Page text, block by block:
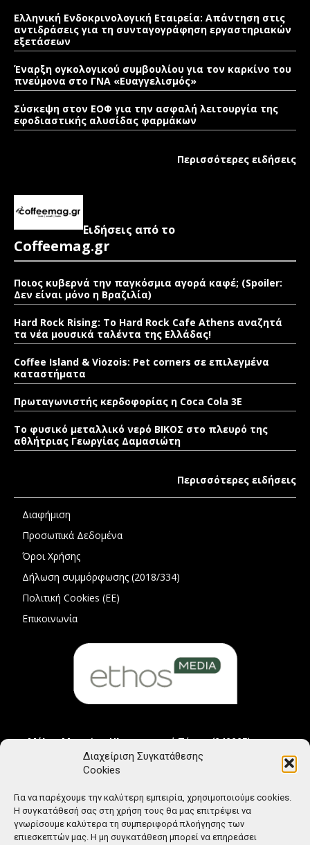
Διαχείριση Συγκατάθεσης
Cookies
Για να παρέχουμε την καλύτερη εμπειρία, χρησιμοποιούμε cookies.
Η συγκατάθεσή σας στη χρήση τους θα μας επιτρέψει να
γνωρίσουμε καλύτερα τη συμπεριφορά πλοήγησης των
επιεσκεπτών μας. Η μη συγκατάθεση μπορεί να επηρεάσει
Ελληνική Ενδοκρινολογική Εταιρεία: Απάντηση στις
αντιδράσεις για τη συνταγογράφηση εργαστηριακών
εξετάσεων
Έναρξη ογκολογικού συμβουλίου για τον καρκίνο του
πνεύμονα στο ΓΝΑ «Ευαγγελισμός»
Σύσκεψη στον ΕΟΦ για την ασφαλή λειτουργία της
εφοδιαστικής αλυσίδας φαρμάκων
Περισσότερες ειδήσεις
Ειδήσεις από το
Coffeemag.gr
Ποιος κυβερνά την παγκόσμια αγορά καφέ; (Spoiler:
Δεν είναι μόνο η Βραζιλία)
Hard Rock Rising: Το Hard Rock Cafe Athens αναζητά
τα νέα μουσικά ταλέντα της Ελλάδας!
Coffee Island & Viozois: Pet corners σε επιλεγμένα
καταστήματα
Πρωταγωνιστής κερδοφορίας η Coca Cola 3E
Το φυσικό μεταλλικό νερό ΒΙΚΟΣ στο πλευρό της
αθλήτριας Γεωργίας Δαμασιώτη
Περισσότερες ειδήσεις
Διαφήμιση
Προσωπικά Δεδομένα
Όροι Χρήσης
Δήλωση συμμόρφωσης (2018/334)
Πολιτική Cookies (ΕΕ)
Επικοινωνία
Μέλος Μητρώου Ηλεκτρονικού Τύπου (242225)